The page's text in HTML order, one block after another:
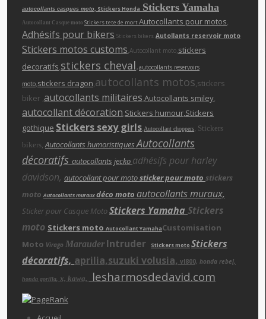
autocollants casques moto, Stickers Honda Stickers Yamaha
Autocollant Casque moto Stickers tete de mortAutocollants pour motos,
Adhésifs pour bikers Stickers bikers Autollants reservoir moto
Stickers motos customs,Autocollant moto,stickers
decoratifs,stickers cheval,autocollants reservoirs
moto,stickers dragon,autocollants motos,stickers
biker ,autocollants militaires,Autocollants smiley,
autocollant décoration,Stickers humour,Stickers
gothique,Stickers sexy girls,Autocollant choppers, Stickers
bikers,Autocollants humoristiquesAutocollants
décoratifs autocollants jecko adhésifs pour harley
davidson, autocollant pour motosticker pour moto stickers
motoAutocollants murauxdéco moto autocollants muraux,
Sticker pour Casque MotoStickers Yamaha Stickers
moto Stickers moto Autocollant YamahaCustomisation
Moto Virago Marauder Intruder Stickers moto Stickers
décoratifs, aprilia,suzuki volusia, vl800, honda rebel,
honda gorilla, x, kawa, lesharmosdedavid.com